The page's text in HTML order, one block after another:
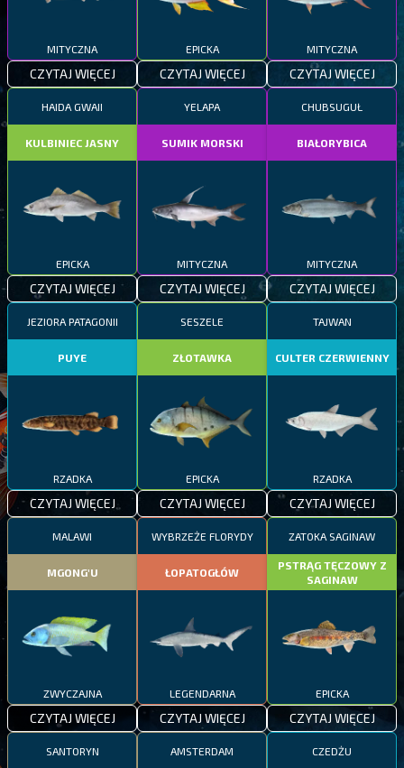
MITYCZNA
CZYTAJ WIĘCEJ
EPICKA
CZYTAJ WIĘCEJ
MITYCZNA
CZYTAJ WIĘCEJ
HAIDA GWAII
KULBINIEC JASNY
EPICKA
CZYTAJ WIĘCEJ
YELAPA
SUMIK MORSKI
MITYCZNA
CZYTAJ WIĘCEJ
CHUBSUGUŁ
BIAŁORYBICA
MITYCZNA
CZYTAJ WIĘCEJ
JEZIORA PATAGONII
PUYE
RZADKA
CZYTAJ WIĘCEJ
SESZELE
ZŁOTAWKA
EPICKA
CZYTAJ WIĘCEJ
TAJWAN
CULTER CZERWIENNY
RZADKA
CZYTAJ WIĘCEJ
MALAWI
MGONG'U
ZWYCZAJNA
CZYTAJ WIĘCEJ
WYBRZEŻE FLORYDY
ŁOPATOGŁÓW
LEGENDARNA
CZYTAJ WIĘCEJ
ZATOKA SAGINAW
PSTRĄG TĘCZOWY Z
SAGINAW
EPICKA
CZYTAJ WIĘCEJ
SANTORYN AMSTERDAM CZEDŻU